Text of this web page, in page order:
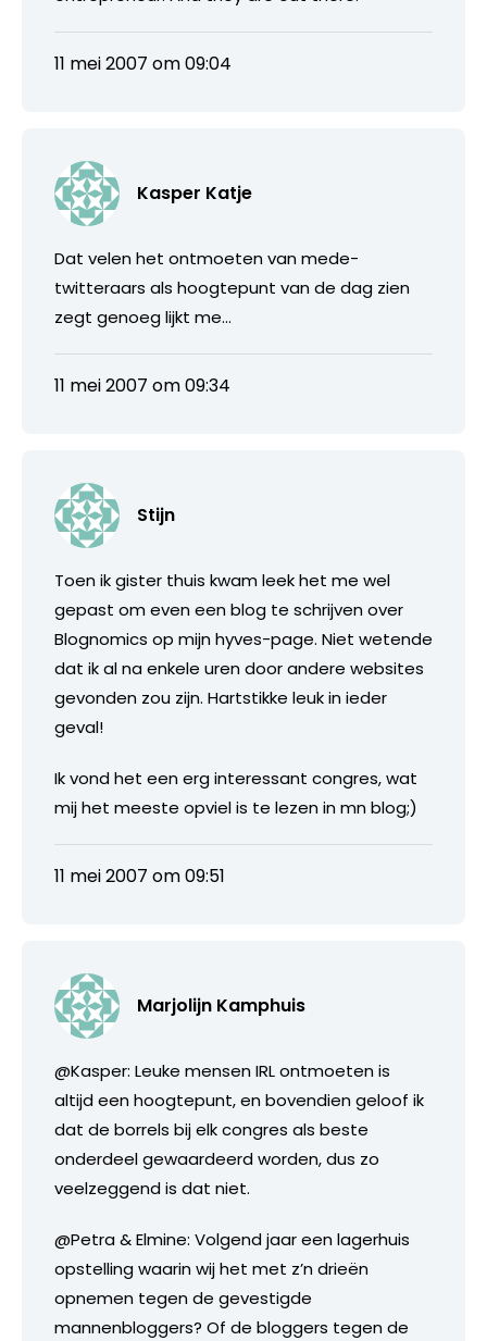
11 mei 2007 om 09:04
Kasper Katje
Dat velen het ontmoeten van mede-
twitteraars als hoogtepunt van de dag zien
zegt genoeg lijkt me…
11 mei 2007 om 09:34
Stijn
Toen ik gister thuis kwam leek het me wel
gepast om even een blog te schrijven over
Blognomics op mijn hyves-page. Niet wetende
dat ik al na enkele uren door andere websites
gevonden zou zijn. Hartstikke leuk in ieder
geval!
Ik vond het een erg interessant congres, wat
mij het meeste opviel is te lezen in mn blog;)
11 mei 2007 om 09:51
Marjolijn Kamphuis
@Kasper: Leuke mensen IRL ontmoeten is
altijd een hoogtepunt, en bovendien geloof ik
dat de borrels bij elk congres als beste
onderdeel gewaardeerd worden, dus zo
veelzeggend is dat niet.
@Petra & Elmine: Volgend jaar een lagerhuis
opstelling waarin wij het met z’n drieën
opnemen tegen de gevestigde
mannenbloggers? Of de bloggers tegen de